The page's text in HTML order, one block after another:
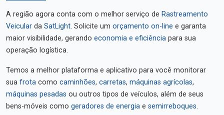
A região agora conta com o melhor serviço de Rastreamento
Veicular da SatLight. Solicite um orçamento on-line e garanta
maior visibilidade, gerando economia e eficiência para sua
operação logística.
Temos a melhor plataforma e aplicativo para você monitorar
sua frota como caminhões, carretas, máquinas agrícolas,
máquinas pesadas ou outros tipos de veículos, além de seus
bens-móveis como geradores de energia e semirreboques.